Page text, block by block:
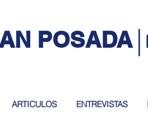
POSADA
ARTICULOS ENTREVISTAS